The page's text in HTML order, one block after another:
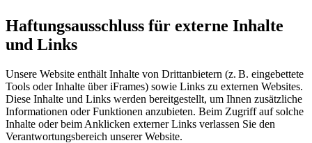
Haftungsausschluss für externe Inhalte
und Links
Unsere Website enthält Inhalte von Drittanbietern (z. B. eingebettete
Tools oder Inhalte über iFrames) sowie Links zu externen Websites.
Diese Inhalte und Links werden bereitgestellt, um Ihnen zusätzliche
Informationen oder Funktionen anzubieten. Beim Zugriff auf solche
Inhalte oder beim Anklicken externer Links verlassen Sie den
Verantwortungsbereich unserer Website.